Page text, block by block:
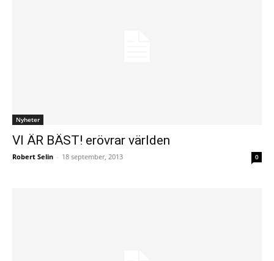
Nyheter
VI ÄR BÄST! erövrar världen
Robert Selin - 18 september, 2013 0